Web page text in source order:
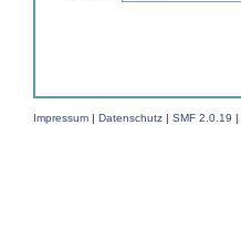
Impressum | Datenschutz | SMF 2.0.19 |